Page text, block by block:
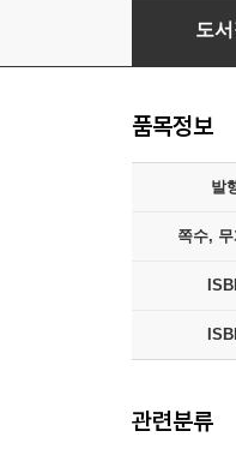
21세기를
도
품목정보
발
쪽수, 무
관련분류